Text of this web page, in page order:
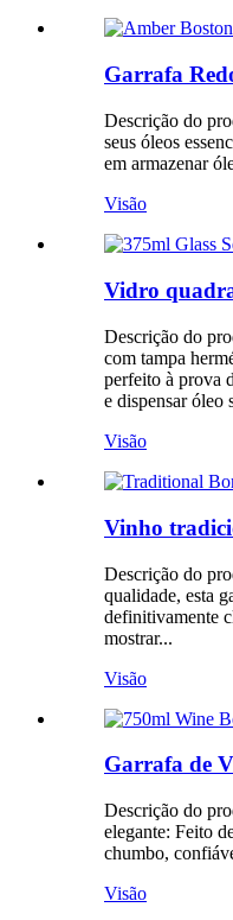
Garrafa
Descrição do
seus óleos
em armazenar
Visão
Vidro
Descrição do
com tampa
perfeito à prova
e dispensar óleo
Visão
Vinho
Descrição do
qualidade, esta
definitivamente
mostrar...
Visão
Garrafa de
Descrição do
elegante: Feito
chumbo,
Visão